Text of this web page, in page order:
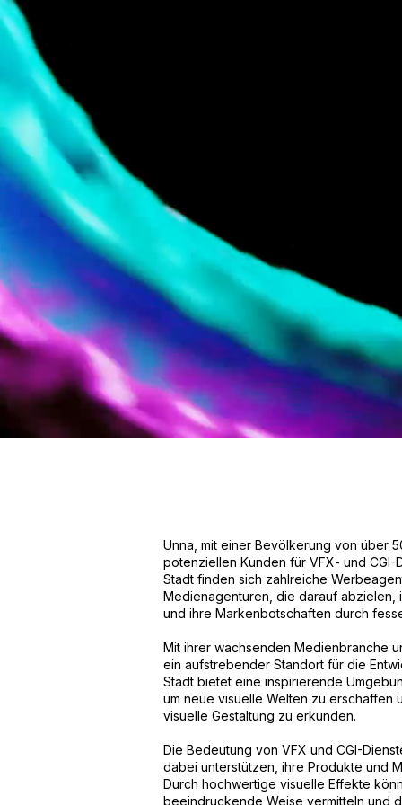
Unna, mit einer Bevölkerung von über
potenziellen Kunden für VFX- und
Stadt finden sich zahlreiche
Medienagenturen, die darauf
und ihre Markenbotschaften durch
Mit ihrer wachsenden Medienbranche
ein aufstrebender Standort für die
Stadt bietet eine inspirierende
um neue visuelle Welten zu
visuelle Gestaltung zu erkunden.
Die Bedeutung von VFX und CGI-
dabei unterstützen, ihre Produkte und
Durch hochwertige visuelle Effekte
beeindruckende Weise vermitteln und